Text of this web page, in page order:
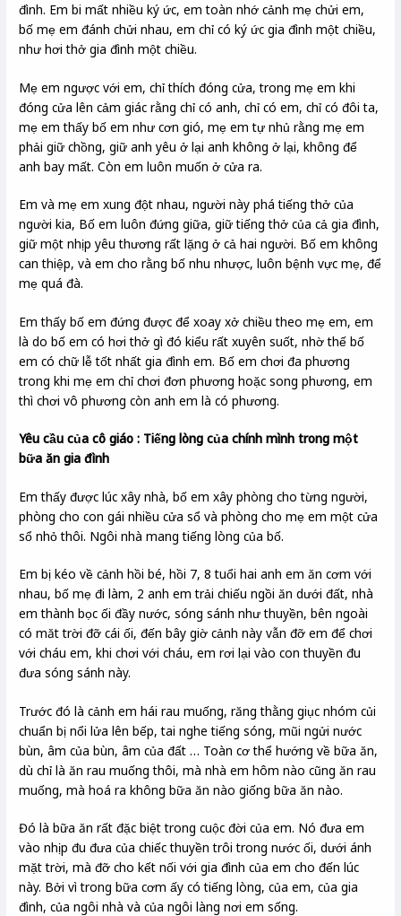
đình. Em bi mất nhiều ký ức, em toàn nhớ cảnh mẹ chửi em,
bố mẹ em đánh chửi nhau, em chỉ có ký ức gia đình một chiều,
như hơi thở gia đình một chiều.
Mẹ em ngược với em, chỉ thích đóng cửa, trong mẹ em khi
đóng cửa lên cảm giác rằng chỉ có anh, chỉ có em, chỉ có đôi ta,
mẹ em thấy bố em như cơn gió, mẹ em tự nhủ rằng mẹ em
phải giữ chồng, giữ anh yêu ở lại anh không ở lại, không để
anh bay mất. Còn em luôn muốn ở cửa ra.
Em và mẹ em xung đột nhau, người này phá tiếng thở của
người kia, Bố em luôn đứng giữa, giữ tiếng thở của cả gia đình,
giữ một nhịp yêu thương rất lặng ở cả hai người. Bố em không
can thiệp, và em cho rằng bố nhu nhược, luôn bệnh vực mẹ, để
mẹ quá đà.
Em thấy bố em đứng được để xoay xở chiều theo mẹ em, em
là do bố em có hơi thở gì đó kiểu rất xuyên suốt, nhờ thế bố
em có chữ lễ tốt nhất gia đình em. Bố em chơi đa phương
trong khi mẹ em chỉ chơi đơn phương hoặc song phương, em
thì chơi vô phương còn anh em là có phương.
Yêu cầu của cô giáo : Tiếng lòng của chính mình trong một
bữa ăn gia đình
Em thấy được lúc xây nhà, bố em xây phòng cho từng người,
phòng cho con gái nhiều cửa sổ và phòng cho mẹ em một cửa
sổ nhỏ thôi. Ngôi nhà mang tiếng lòng của bố.
Em bị kéo về cảnh hồi bé, hồi 7, 8 tuổi hai anh em ăn cơm với
nhau, bố mẹ đi làm, 2 anh em trải chiếu ngồi ăn dưới đất, nhà
em thành bọc ối đầy nước, sóng sánh như thuyền, bên ngoài
có măt trời đỡ cái ối, đến bây giờ cảnh này vẫn đỡ em để chơi
với cháu em, khi chơi với cháu, em rơi lại vào con thuyền đu
đưa sóng sánh này.
Trước đó là cảnh em hái rau muống, răng thằng giục nhóm củi
chuẩn bị nổi lửa lên bếp, tai nghe tiếng sóng, mũi ngửi nước
bùn, âm của bùn, âm của đất … Toàn cơ thể hướng về bữa ăn,
dù chỉ là ăn rau muống thôi, mà nhà em hôm nào cũng ăn rau
muống, mà hoá ra không bữa ăn nào giống bữa ăn nào.
Đó là bữa ăn rất đặc biệt trong cuộc đời của em. Nó đưa em
vào nhịp đu đưa của chiếc thuyền trôi trong nước ối, dưới ánh
mặt trời, mà đỡ cho kết nối với gia đình của em cho đến lúc
này. Bởi vì trong bữa cơm ấy có tiếng lòng, của em, của gia
đình, của ngôi nhà và của ngôi làng nơi em sống.